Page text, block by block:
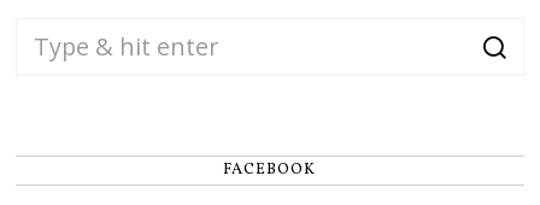
FACEBOOK